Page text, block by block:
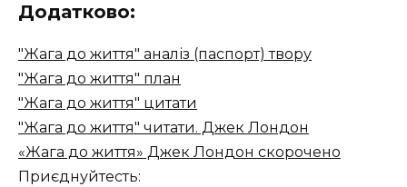
Додатково:
"Жага до життя" аналіз (паспорт) твору
"Жага до життя" план
"Жага до життя" цитати
"Жага до життя" читати. Джек Лондон
«Жага до життя» Джек Лондон скорочено
Приєднуйтесть: